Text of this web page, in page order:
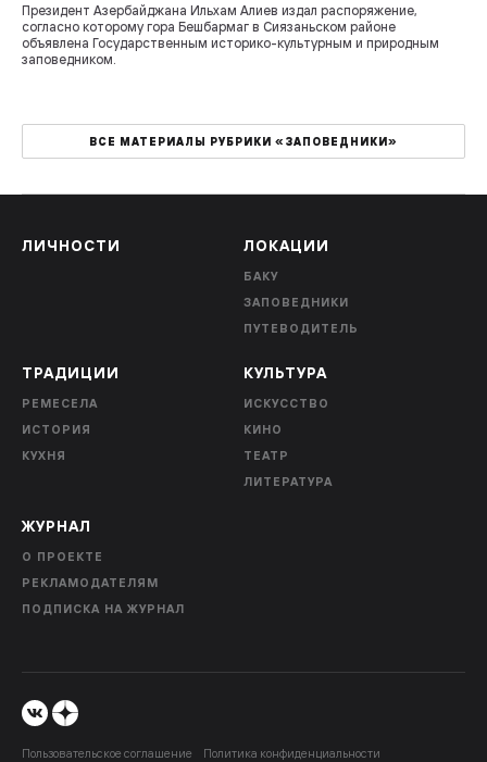
Президент Азербайджана Ильхам Алиев издал распоряжение,
согласно которому гора Бешбармаг в Сиязаньском районе
объявлена Государственным историко-культурным и природным
заповедником.
ВСЕ МАТЕРИАЛЫ РУБРИКИ «ЗАПОВЕДНИКИ»
ЛИЧНОСТИ ЛОКАЦИИ
БАКУ
ЗАПОВЕДНИКИ
ПУТЕВОДИТЕЛЬ
ТРАДИЦИИ
РЕМЕСЕЛА
ИСТОРИЯ
КУХНЯ
КУЛЬТУРА
ИСКУССТВО
КИНО
ТЕАТР
ЛИТЕРАТУРА
ЖУРНАЛ
О ПРОЕКТЕ
РЕКЛАМОДАТЕЛЯМ
ПОДПИСКА НА ЖУРНАЛ
Пользовательское соглашение Политика конфиденциальности